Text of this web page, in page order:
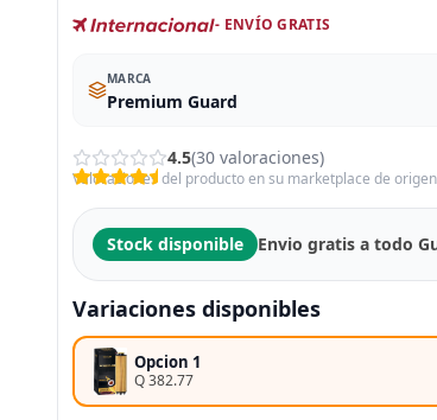
- ENVÍO GRATIS
MARCA
Premium Guard
4.5(30 valoraciones)
Valoraciones del producto en su marketplace de origen
Stock disponible Envio gratis a todo
Variaciones disponibles
Opcion 1
Q 382.77